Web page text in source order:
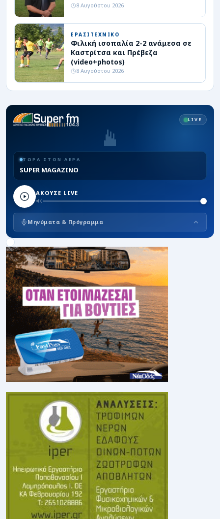
8 Αυγούστου 2026
ΕΡΑΣΙΤΕΧΝΙΚΟ
Φιλική ισοπαλία 2-2 ανάμεσα σε
Καστρίτσα και Πρέβεζα
(video+photos)
8 Αυγούστου 2026
LIVE
ΤΩΡΑ ΣΤΟΝ ΑΕΡΑ
SUPER MAGAZINO
ΑΚΟΥΣΕ LIVE
Μηνύματα & Πρόγραμμα